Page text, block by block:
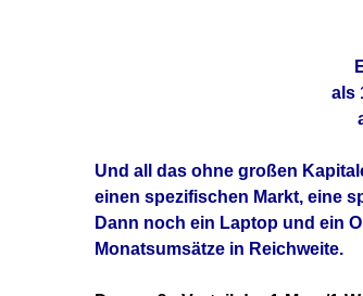
als
Und all das ohne großen
einen spezifischen Markt, eine
Dann noch ein Laptop und ein
Monatsumsätze in Reichweite.